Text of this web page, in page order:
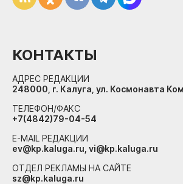
КОНТАКТЫ
АДРЕС РЕДАКЦИИ
248000, г. Калуга, ул. Космонавта
ТЕЛЕФОН/ФАКС
+7(4842)79-04-54
E-MAIL РЕДАКЦИИ
ev@kp.kaluga.ru, vi@kp.kaluga.ru
ОТДЕЛ РЕКЛАМЫ НА САЙТЕ
sz@kp.kaluga.ru